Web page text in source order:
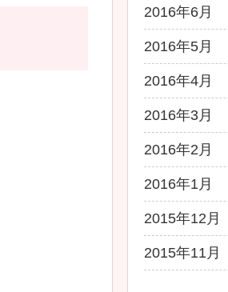
2016年6月
2016年5月
2016年4月
2016年3月
2016年2月
2016年1月
2015年12月
2015年11月